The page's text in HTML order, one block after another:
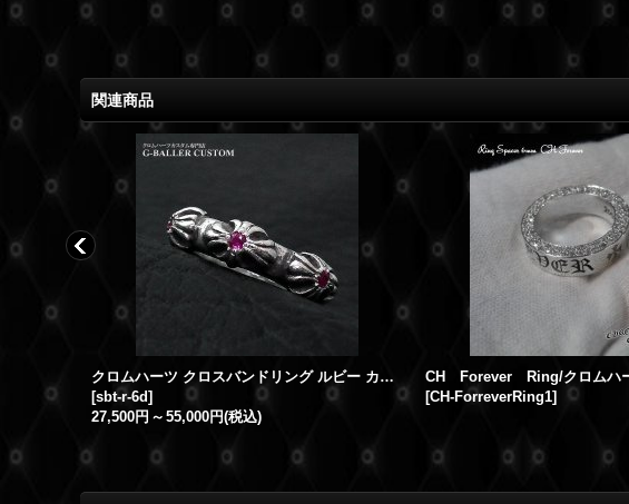
関連商品
クロムハーツ クロスバンドリング ルビー カスタム
[sbt-r-6d]
27,500円 ～ 55,000円(税込)
[CH-ForreverRing1]